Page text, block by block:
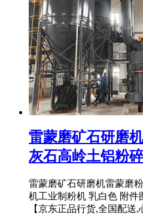
雷蒙磨矿石研磨
灰石高岭土铝粉
雷蒙磨矿石研磨机雷蒙磨
机工业制粉机 乳白色 附件
【京东正品行货,全国配送